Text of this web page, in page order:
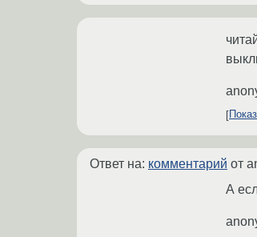
Ответ на: комментарий от
А